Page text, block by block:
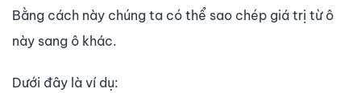
Bằng cách này chúng ta có thể sao chép giá trị từ ô
này sang ô khác.
Dưới đây là ví dụ: